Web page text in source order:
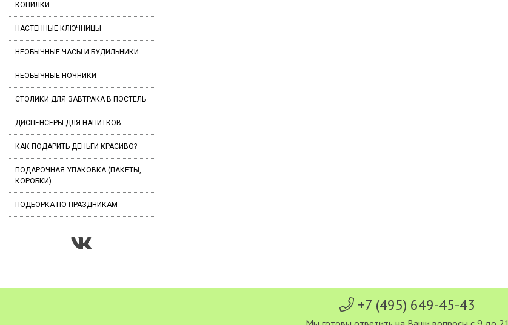
КОПИЛКИ
НАСТЕННЫЕ КЛЮЧНИЦЫ
НЕОБЫЧНЫЕ ЧАСЫ И БУДИЛЬНИКИ
НЕОБЫЧНЫЕ НОЧНИКИ
СТОЛИКИ ДЛЯ ЗАВТРАКА В ПОСТЕЛЬ
ДИСПЕНСЕРЫ ДЛЯ НАПИТКОВ
КАК ПОДАРИТЬ ДЕНЬГИ КРАСИВО?
ПОДАРОЧНАЯ УПАКОВКА (ПАКЕТЫ,
КОРОБКИ)
ПОДБОРКА ПО ПРАЗДНИКАМ
+7 (495) 649-45-43